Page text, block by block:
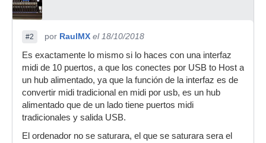
#2 por RaulMX el 18/10/2018
Es exactamente lo mismo si lo haces con una interfaz
midi de 10 puertos, a que los conectes por USB to Host a
un hub alimentado, ya que la función de la interfaz es de
convertir midi tradicional en midi por usb, es un hub
alimentado que de un lado tiene puertos midi
tradicionales y salida USB.
El ordenador no se saturara, el que se saturara sera el